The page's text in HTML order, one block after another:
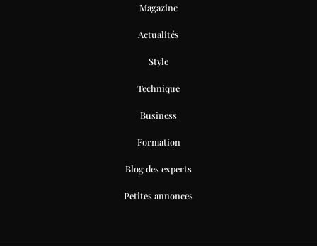
Magazine
Actualités
Style
Technique
Business
Formation
Blog des experts
Petites annonces